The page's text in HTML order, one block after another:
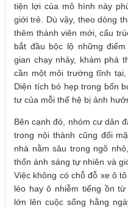
tiện lợi của mô hình này
giới trẻ. Dù vậy, theo dòng
thêm thành viên mới, cấu
bắt đầu bộc lộ những
gian chạy nhảy, khám phá
cần một môi trường tĩnh
Diện tích bó hẹp trong bốn
tư của mỗi thế hệ bị ảnh
Bên cạnh đó, nhóm cư dân
trong nội thành cũng đối
nhà nằm sâu trong ngõ
thốn ánh sáng tự nhiên và
Việc không có chỗ đỗ xe ô
lẻo hay ô nhiễm tiếng ồn
lớn lên cuộc sống hằng